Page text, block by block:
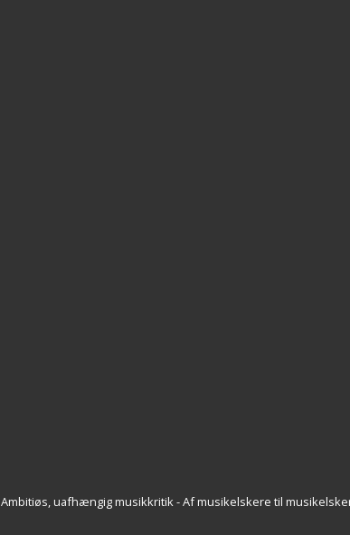
Ambitiøs, uafhængig musikkritik - Af musikelskere til